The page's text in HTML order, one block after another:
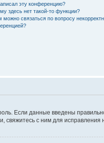
эту конференцию?
здесь нет такой-то функции?
можно связаться по вопросу
Если данные введены
с ним для исправления